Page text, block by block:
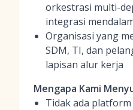
orkestrasi multi-
integrasi
Organisasi yang
SDM, TI, dan
lapisan alur kerja
Mengapa Kami
Tidak ada